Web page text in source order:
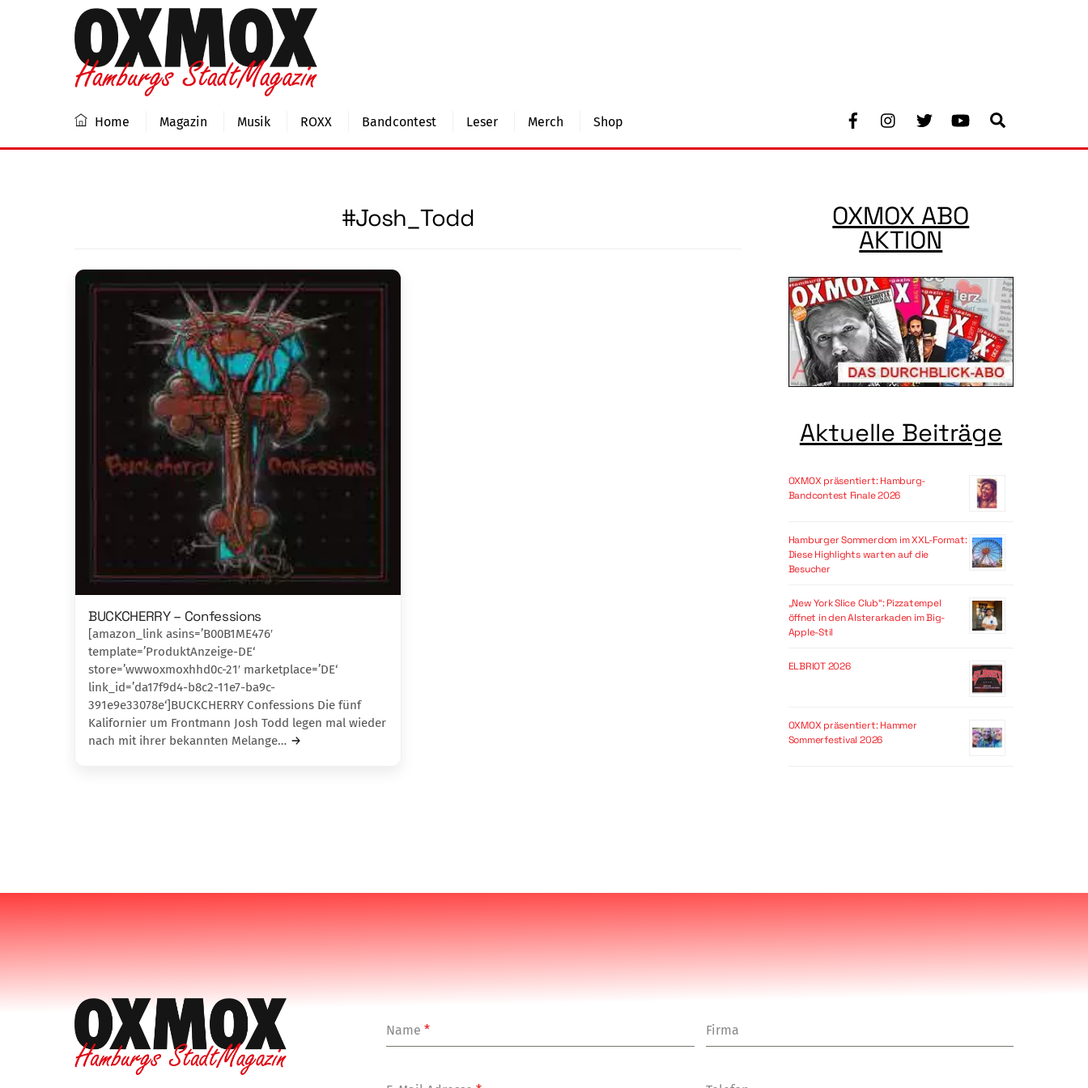
Facebook Youtube
Home Magazin Musik ROXX Bandcontest Leser Merch Shop
#Josh_Todd
BUCKCHERRY – Confessions
[amazon_link asins=’B00B1ME476′
template=’ProduktAnzeige-DE‘
store=’wwwoxmoxhhd0c-21′ marketplace=’DE‘
link_id=’da17f9d4-b8c2-11e7-ba9c-
391e9e33078e‘]BUCKCHERRY Confessions Die fünf
Kalifornier um Frontmann Josh Todd legen mal wieder
nach mit ihrer bekannten Melange…
OXMOX ABO
AKTION
Aktuelle Beiträge
OXMOX präsentiert: Hamburg-
Bandcontest Finale 2026
Hamburger Sommerdom im XXL-Format:
Diese Highlights warten auf die
Besucher
„New York Slice Club“: Pizzatempel
öffnet in den Alsterarkaden im Big-
Apple-Stil
ELBRIOT 2026
OXMOX präsentiert: Hammer
Sommerfestival 2026
Name* Firma